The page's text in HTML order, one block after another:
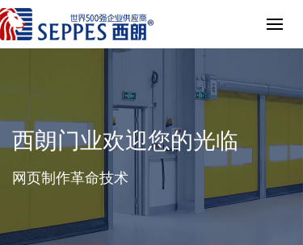
西朗门业欢迎您的光临
网页制作革命技术